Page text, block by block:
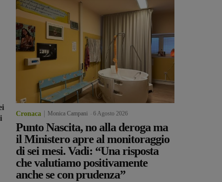
Cronaca Monica Campani 6 Agosto 2026
Punto Nascita, no alla deroga ma
il Ministero apre al monitoraggio
di sei mesi. Vadi: “Una risposta
che valutiamo positivamente
anche se con prudenza”